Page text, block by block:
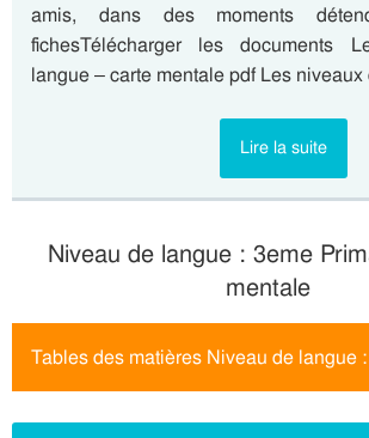
amis, dans des moments
fichesTélécharger les documents
langue – carte mentale pdf Les
Lire la suite
Niveau de langue : 3eme
mentale
Tables des matières Niveau de langue